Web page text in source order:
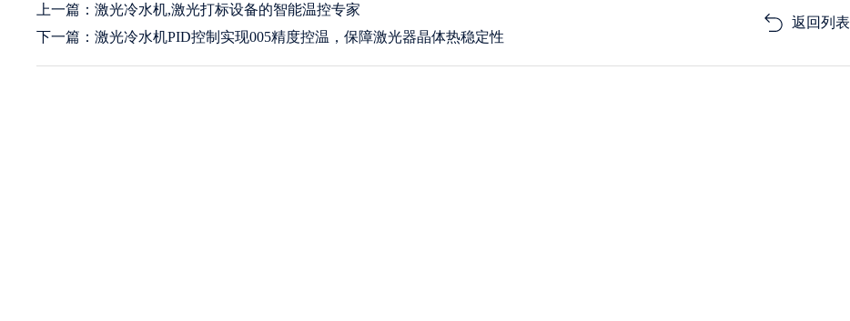
上一篇：激光冷水机,激光打标设备的智能温控专家
下一篇：激光冷水机PID控制实现005精度控温，保障激光器晶体热稳定性
返回列表